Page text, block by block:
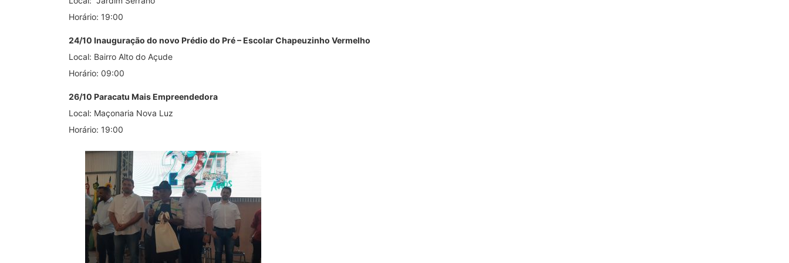
Horário: 19:00
24/10 Inauguração do novo Prédio do Pré – Escolar Chapeuzinho Vermelho
Local: Bairro Alto do Açude
Horário: 09:00
26/10 Paracatu Mais Empreendedora
Local: Maçonaria Nova Luz
Horário: 19:00